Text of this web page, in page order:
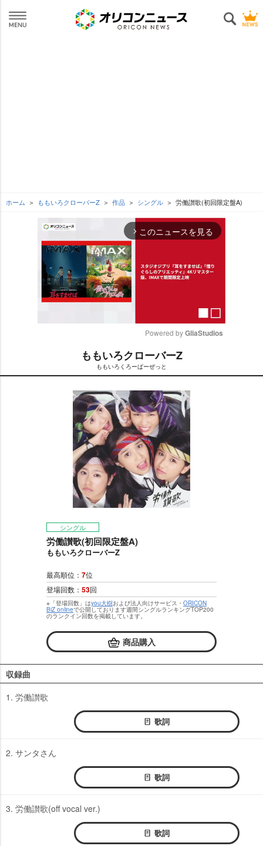
ホーム ももいろクローバーZ 作品 シングル 労働讃歌(初回限定盤A)
arrow_forward_ios このニュースを見る
t
e
Powered by GliaStudios
ももいろクローバーZ
ももいろくろーばーぜっと
シングル
労働讃歌(初回限定盤A)
ももいろクローバーZ
最高順位： 7位
登場回数： 53回
※「登場回数」はyou大樹および法人向けサービス・ ORICON
BiZ onlineで公開しております週間シングルランキングTOP200
のランクイン回数を掲載しています。
商品購入
収録曲
1. 労働讃歌
歌詞
2. サンタさん
歌詞
3. 労働讃歌(off vocal ver.)
歌詞